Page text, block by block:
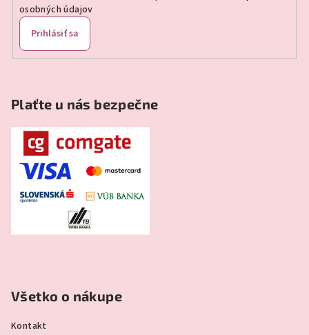
osobných údajov
Prihlásiť sa
Plaťte u nás bezpečne
Všetko o nákupe
Kontakt